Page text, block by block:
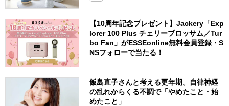
【10周年記念プレゼント】Jackery「Exp
lorer 100 Plus チェリーブロッサム／Tur
bo Fan」がESSEonline無料会員登録・S
NSフォローで当たる！
飯島直子さんと考える更年期。自律神経
の乱れからくる不調で「やめたこと・始
めたこと」